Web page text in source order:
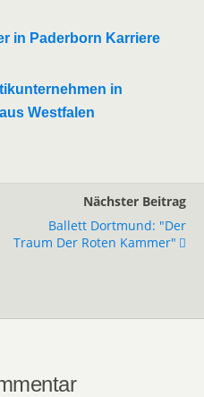
in Paderborn Karriere
in
Westfalen
Nächster Beitrag
Ballett Dortmund: "Der
Traum Der Roten Kammer"